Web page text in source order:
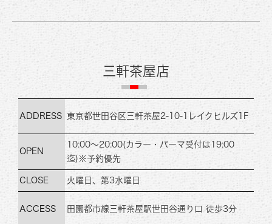
三軒茶屋店
ADDRESS 東京都世田谷区三軒茶屋2-10-1 レイクヒルズ1F
OPEN
10:00～20:00(カラー・パーマ受付は19:00
迄) ※予約優先
CLOSE 火曜日、第3水曜日
ACCESS 田園都市線 三軒茶屋駅世田谷通り口 徒歩3分